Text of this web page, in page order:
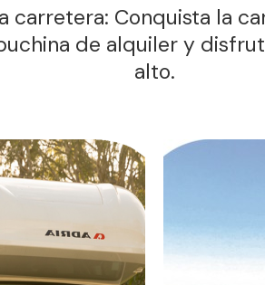
carretera: Conquista la
de alquiler y
alto.